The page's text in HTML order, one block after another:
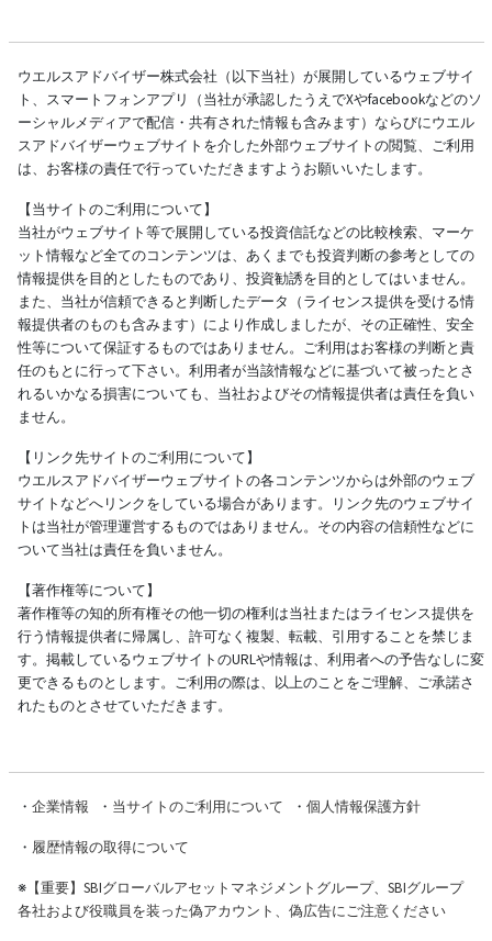
ウエルスアドバイザー株式会社（以下当社）が展開しているウェブサイ
ト、スマートフォンアプリ（当社が承認したうえでXやfacebookなどのソ
ーシャルメディアで配信・共有された情報も含みます）ならびにウエル
スアドバイザーウェブサイトを介した外部ウェブサイトの閲覧、ご利用
は、お客様の責任で行っていただきますようお願いいたします。
【当サイトのご利用について】
当社がウェブサイト等で展開している投資信託などの比較検索、マーケ
ット情報など全てのコンテンツは、あくまでも投資判断の参考としての
情報提供を目的としたものであり、投資勧誘を目的としてはいません。
また、当社が信頼できると判断したデータ（ライセンス提供を受ける情
報提供者のものも含みます）により作成しましたが、その正確性、安全
性等について保証するものではありません。ご利用はお客様の判断と責
任のもとに行って下さい。利用者が当該情報などに基づいて被ったとさ
れるいかなる損害についても、当社およびその情報提供者は責任を負い
ません。
【リンク先サイトのご利用について】
ウエルスアドバイザーウェブサイトの各コンテンツからは外部のウェブ
サイトなどへリンクをしている場合があります。リンク先のウェブサイ
トは当社が管理運営するものではありません。その内容の信頼性などに
ついて当社は責任を負いません。
【著作権等について】
著作権等の知的所有権その他一切の権利は当社またはライセンス提供を
行う情報提供者に帰属し、許可なく複製、転載、引用することを禁じま
す。掲載しているウェブサイトのURLや情報は、利用者への予告なしに変
更できるものとします。ご利用の際は、以上のことをご理解、ご承諾さ
れたものとさせていただきます。
・ 企業情報 ・ 当サイトのご利用について ・ 個人情報保護方針
・ 履歴情報の取得について
※【重要】SBIグローバルアセットマネジメントグループ、SBIグループ
各社および役職員を装った偽アカウント、偽広告にご注意ください